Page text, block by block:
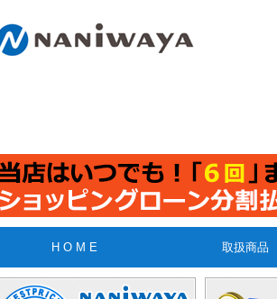
H O M E 取扱商品